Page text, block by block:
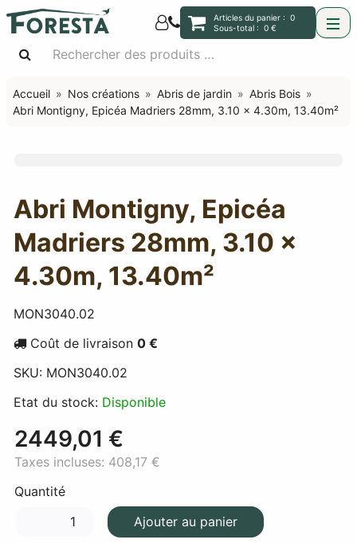
Articles du panier :0
Sous-total :0 €
Accueil Nos créations Abris de jardin
Abris Bois
Abri Montigny, Epicéa Madriers 28mm, 3.10 x 4.30m, 13.40m²
Abri Montigny, Epicéa
Madriers 28mm, 3.10 x
4.30m, 13.40m²
MON3040.02
Coût de livraison 0 €
SKU: MON3040.02
Etat du stock: Disponible
2449,01 €
Taxes incluses: 408,17 €
Quantité
Ajouter au panier